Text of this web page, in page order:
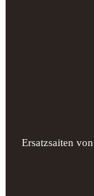
Ersatzsaiten